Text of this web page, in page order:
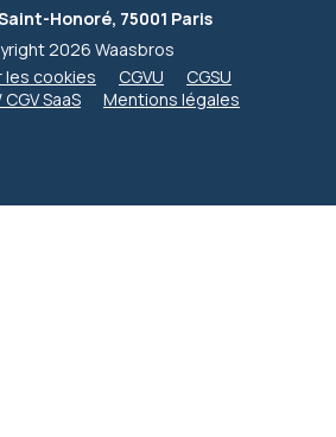
Honoré, 75001 Paris
2026 Waasbros
les cookies
CGVU
CGSU
SaaS
Mentions légales